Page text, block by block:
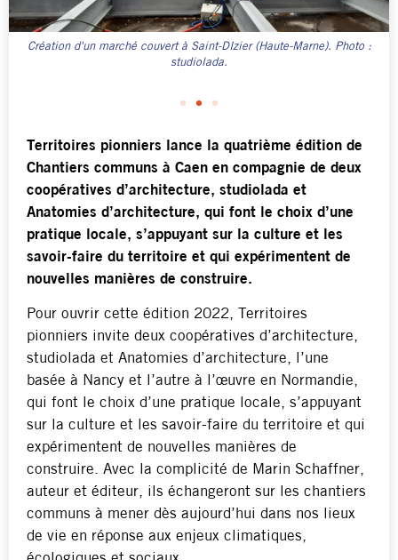
Création d'un marché couvert à Saint-DIzier (Haute-Marne). Photo :
studiolada.
Territoires pionniers lance la quatrième édition de
Chantiers communs à Caen en compagnie de deux
coopératives d’architecture, studiolada et
Anatomies d’architecture, qui font le choix d’une
pratique locale, s’appuyant sur la culture et les
savoir-faire du territoire et qui expérimentent de
nouvelles manières de construire.
Pour ouvrir cette édition 2022, Territoires
pionniers invite deux coopératives d’architecture,
studiolada et Anatomies d’architecture, l’une
basée à Nancy et l’autre à l’œuvre en Normandie,
qui font le choix d’une pratique locale, s’appuyant
sur la culture et les savoir-faire du territoire et qui
expérimentent de nouvelles manières de
construire. Avec la complicité de Marin Schaffner,
auteur et éditeur, ils échangeront sur les chantiers
communs à mener dès aujourd’hui dans nos lieux
de vie en réponse aux enjeux climatiques,